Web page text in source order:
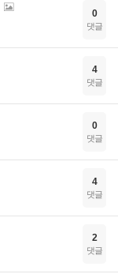
0
댓글
4
댓글
0
댓글
4
댓글
2
댓글